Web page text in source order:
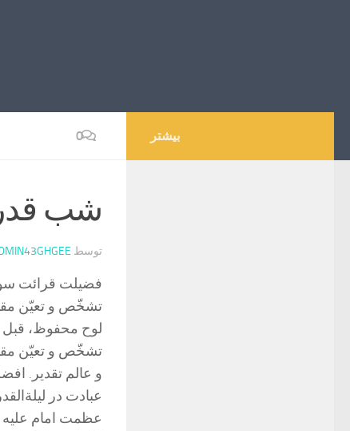
0
شب قدر
توسط
فضیلت قرائت
تشخّص و تعیّن
لوح محفوظ، قبل
تشخّص و تعیّن
و عالم تقدیر.
عبادت در
عظمت امام علیه
بیشتر